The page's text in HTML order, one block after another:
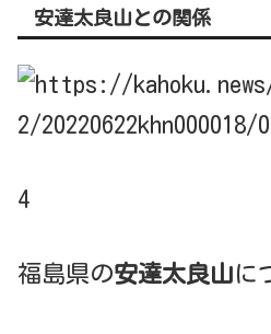
安達太良山との関係
4
福島県の安達太良山に